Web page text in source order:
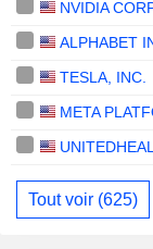
ALPHABET
TESLA, INC.
Tout voir (625)